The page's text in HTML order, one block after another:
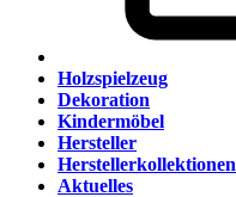
Holzspielzeug
Dekoration
Kindermöbel
Hersteller
Herstellerkollektionen
Aktuelles